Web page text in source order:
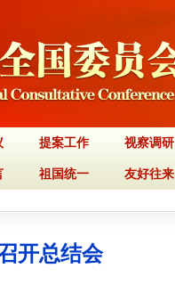
提案工作 视察调研
祖国统一 友好往来
开总结会